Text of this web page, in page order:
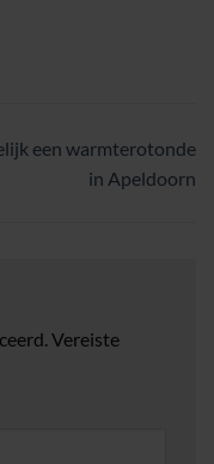
een warmterotonde
in Apeldoorn
Vereiste